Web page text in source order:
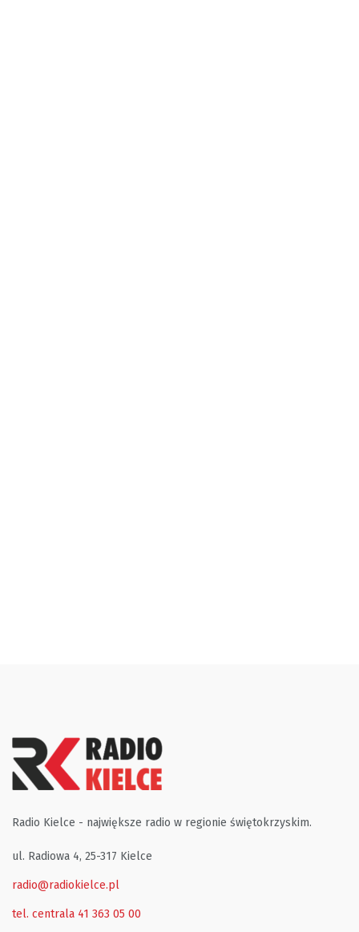
Radio Kielce - największe radio w regionie świętokrzyskim.
ul. Radiowa 4, 25-317 Kielce
radio@radiokielce.pl
tel. centrala 41 363 05 00